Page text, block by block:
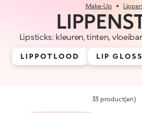
Make-Up Lippen
Lipsticks: kleuren, tinten,
LIPPOTLOOD LIP GLOSS
33 product(en)